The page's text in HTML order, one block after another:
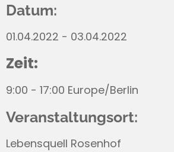
Datum:
01.04.2022 - 03.04.2022
Zeit:
9:00 - 17:00 Europe/Berlin
Veranstaltungsort:
Lebensquell Rosenhof